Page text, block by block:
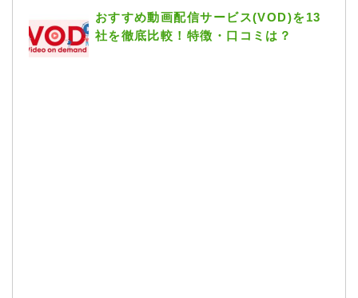
おすすめ動画配信サービス(VOD)を13
社を徹底比較！特徴・口コミは？